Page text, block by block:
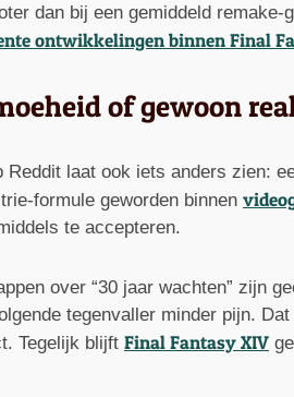
dan bij een gemiddeld
ontwikkelingen binnen Final
of gewoon
Reddit laat ook iets anders zien:
formule geworden binnen
te accepteren.
over “30 jaar wachten” zijn
tegenvaller minder pijn.
Tegelijk blijft Final Fantasy XIV